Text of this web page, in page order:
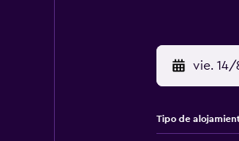
vie. 14/
Tipo de